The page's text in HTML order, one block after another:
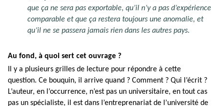
que ça ne sera pas exportable, qu’il n’y a pas d’expérience
comparable et que ça restera toujours une anomalie, et
qu’il ne se passera jamais rien dans les autres pays.
Au fond, à quoi sert cet ouvrage ?
Il y a plusieurs grilles de lecture pour répondre à cette
question. Ce bouquin, il arrive quand ? Comment ? Qui l’écrit ?
L’auteur, en l’occurrence, n’est pas un universitaire, en tout cas
pas un spécialiste, il est dans l’entreprenariat de l’université de